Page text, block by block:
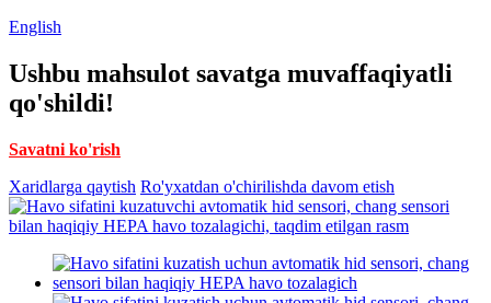
English
Ushbu mahsulot savatga muvaffaqiyatli
qo'shildi!
Savatni ko'rish
Xaridlarga qaytish Ro'yxatdan o'chirilishda davom etish